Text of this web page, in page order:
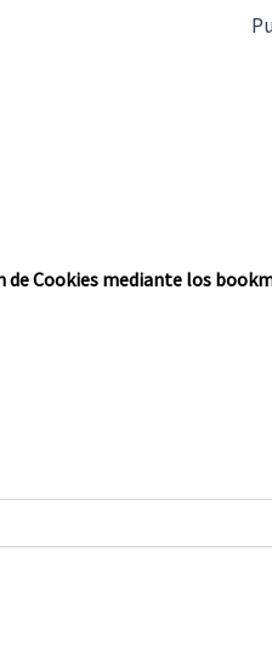
de Cookies mediante los